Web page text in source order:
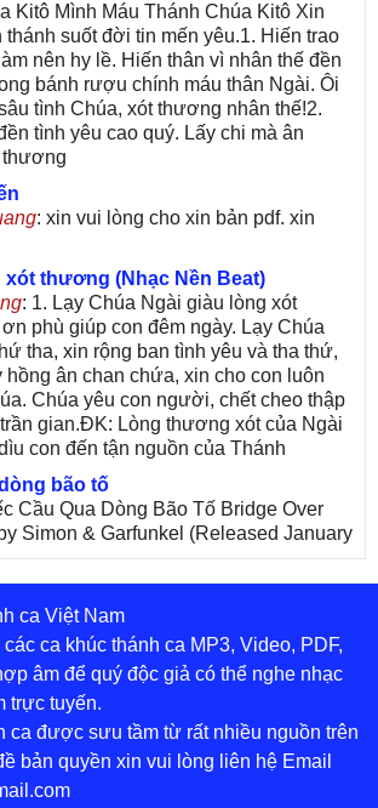
Kitô Mình Máu Thánh Chúa Kitô Xin
thánh suốt đời tin mến yêu.1. Hiến trao
nên hy lề. Hiến thân vì nhân thế đền
bánh rượu chính máu thân Ngài. Ôi
tình Chúa, xót thương nhân thế!2.
tình yêu cao quý. Lấy chi mà ân
thương
: xin vui lòng cho xin bản pdf. xin
xót thương (Nhạc Nền Beat)
: 1. Lạy Chúa Ngài giàu lòng xót
phù giúp con đêm ngày. Lạy Chúa
tha, xin rộng ban tình yêu và tha thứ,
hồng ân chan chứa, xin cho con luôn
Chúa yêu con người, chết cheo thập
gian.ĐK: Lòng thương xót của Ngài
con đến tận nguồn của Thánh
bão tố
Cầu Qua Dòng Bão Tố Bridge Over
Simon & Garfunkel (Released January
Nhạc Sĩ Vũ Đức Nghiêm Trình Bày:
Việt)
lời chưa.Cám ơn
,bai ca dang me.gia ân
con lên đường
cho con bản PDF bài này ạ
Xót Chúa
ca Việt Nam
ca khúc thánh ca MP3, Video, PDF,
âm để quý độc giả có thể nghe nhạc
trực tuyến.
ca được sưu tầm từ rất nhiều nguồn trên
bản quyền xin vui lòng liên hệ Email